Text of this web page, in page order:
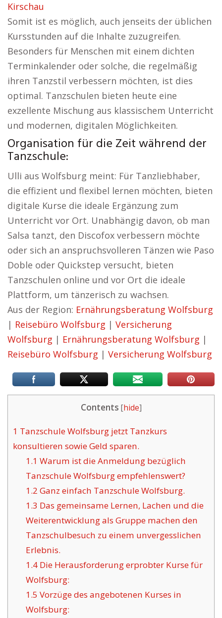
Kirschau
Somit ist es möglich, auch jenseits der üblichen
Kursstunden auf die Inhalte zuzugreifen.
Besonders für Menschen mit einem dichten
Terminkalender oder solche, die regelmäßig
ihren Tanzstil verbessern möchten, ist dies
optimal. Tanzschulen bieten heute eine
exzellente Mischung aus klassischem Unterricht
und modernen, digitalen Möglichkeiten.
Organisation für die Zeit während der
Tanzschule:
Ulli aus Wolfsburg meint: Für Tanzliebhaber,
die effizient und flexibel lernen möchten, bieten
digitale Kurse die ideale Ergänzung zum
Unterricht vor Ort. Unabhängig davon, ob man
Salsa tanzt, den Discofox verbessern möchte
oder sich an anspruchsvolleren Tänzen wie Paso
Doble oder Quickstep versucht, bieten
Tanzschulen online und vor Ort die ideale
Plattform, um tänzerisch zu wachsen.
Aus der Region: Ernährungsberatung Wolfsburg
| Reisebüro Wolfsburg | Versicherung
Wolfsburg | Ernährungsberatung Wolfsburg |
Reisebüro Wolfsburg | Versicherung Wolfsburg
Contents [hide]
1 Tanzschule Wolfsburg jetzt Tanzkurs
konsultieren sowie Geld sparen.
1.1 Warum ist die Anmeldung bezüglich
Tanzschule Wolfsburg empfehlenswert?
1.2 Ganz einfach Tanzschule Wolfsburg.
1.3 Das gemeinsame Lernen, Lachen und die
Weiterentwicklung als Gruppe machen den
Tanzschulbesuch zu einem unvergesslichen
Erlebnis.
1.4Die Herausforderung erprobter Kurse für
Wolfsburg:
1.5 Vorzüge des angebotenen Kurses in
Wolfsburg: